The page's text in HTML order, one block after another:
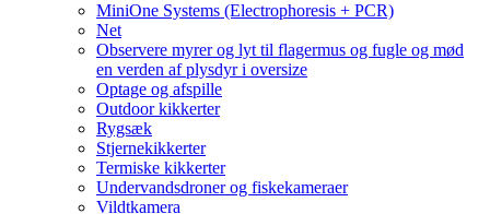
MiniOne Systems (Electrophoresis + PCR)
Net
Observere myrer og lyt til flagermus og fugle og mød
en verden af plysdyr i oversize
Optage og afspille
Outdoor kikkerter
Rygsæk
Stjernekikkerter
Termiske kikkerter
Undervandsdroner og fiskekameraer
Vildtkamera